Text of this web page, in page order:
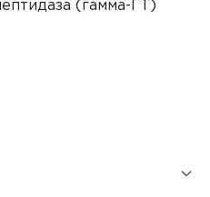
(гамма-ГТ)